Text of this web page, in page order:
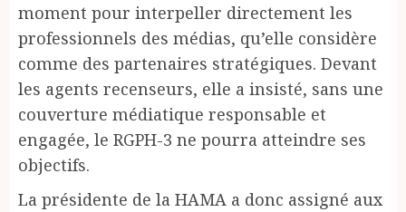
moment pour interpeller directement les
professionnels des médias, qu’elle considère
comme des partenaires stratégiques. Devant
les agents recenseurs, elle a insisté, sans une
couverture médiatique responsable et
engagée, le RGPH-3 ne pourra atteindre ses
objectifs.
La présidente de la HAMA a donc assigné aux